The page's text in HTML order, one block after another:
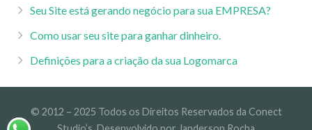
Seu Site está gerando negócio para sua EMPRESA?
Como usar seu site para ganhar dinheiro.
Definições para a criação da sua Logomarca
© 2012 – 2025 Todos os Direitos Reservados da Conect